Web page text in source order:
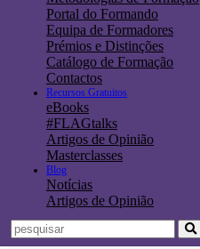
Portal do Formando
Equipa de Formadores
Prémios e Distinções
Catálogo de Formação
Contactos
Recursos Gratuitos
eBooks
#FLAGtalks
Artigos de Opinião
Masterclasses
Blog
Notícias
Artigos de Opinião